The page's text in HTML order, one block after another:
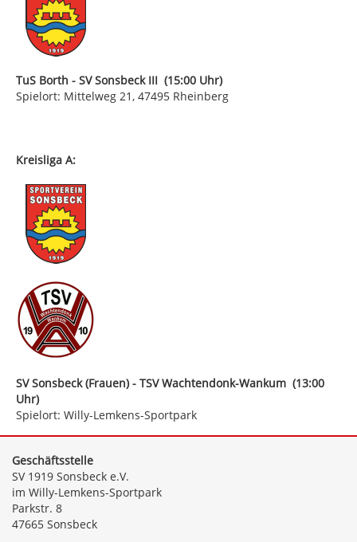
TuS Borth - SV Sonsbeck III (15:00 Uhr)
Spielort: Mittelweg 21, 47495 Rheinberg
Kreisliga A:
SV Sonsbeck (Frauen) - TSV Wachtendonk-Wankum (13:00
Uhr)
Spielort: Willy-Lemkens-Sportpark
Geschäftsstelle
SV 1919 Sonsbeck e.V.
im Willy-Lemkens-Sportpark
Parkstr. 8
47665 Sonsbeck